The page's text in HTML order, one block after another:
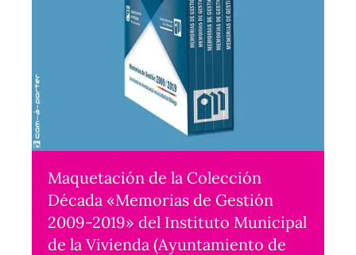
Maquetación de la Colección
Década «Memorias de Gestión
2009-2019» del Instituto Municipal
de la Vivienda (Ayuntamiento de